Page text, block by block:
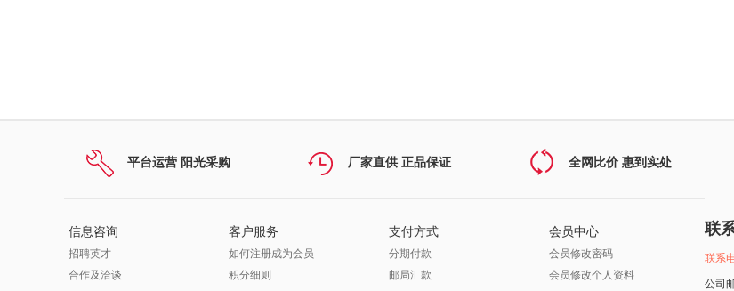
平台运营 阳光采购 厂家直供 正品保证 全网比价 惠到实处
信息咨询
招聘英才
合作及洽谈
客户服务
如何注册成为会员
积分细则
支付方式
分期付款
邮局汇款
会员中心
会员修改密码
会员修改个人资料
联
联系
公司